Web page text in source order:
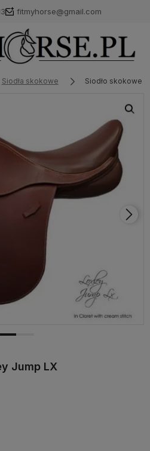
fitmyhorse@gmail.com
Siodła skokowe Siodło skokowe
Jump LX